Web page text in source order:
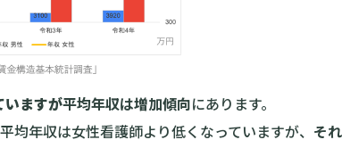
いますが平均年収は増加傾向にあります。
均年収は女性看護師より低くなっていますが、 そ